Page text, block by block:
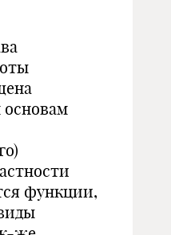
основам
функции,